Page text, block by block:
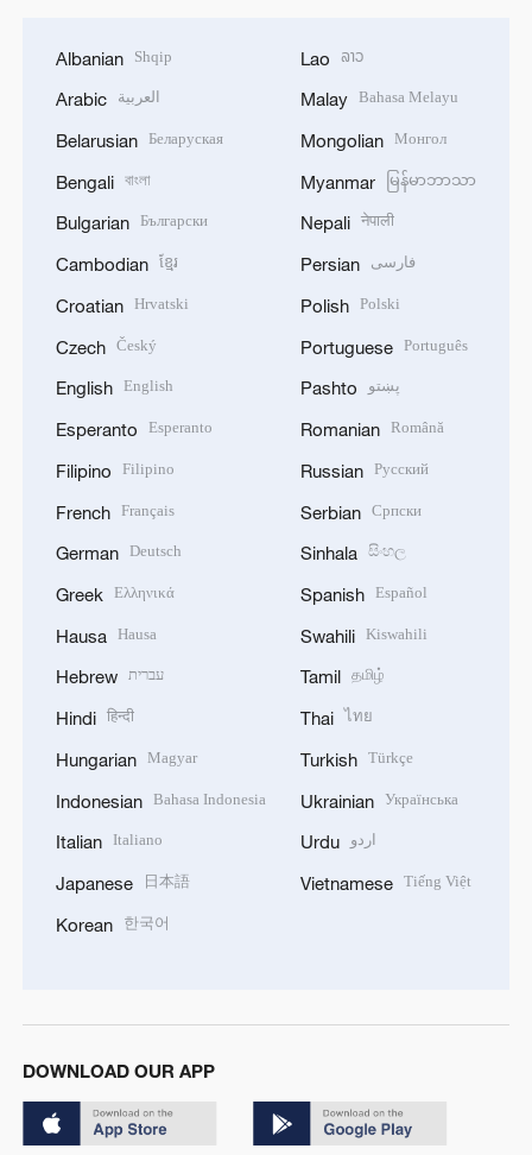
Albanian Shqip
Arabic العربية
Belarusian Беларуская
Bengali বাংলা
Bulgarian Български
Cambodian ខ្មែរ
Croatian Hrvatski
Czech Český
English English
Esperanto Esperanto
Filipino Filipino
French Français
German Deutsch
Greek Ελληνικά
Hausa Hausa
Hebrew עברית
Hindi हिन्दी
Hungarian Magyar
Indonesian Bahasa Indonesia
Italian Italiano
Japanese 日本語
Korean 한국어
Lao ລາວ
Malay Bahasa Melayu
Mongolian Монгол
Myanmar မြန်မာဘာသာ
Nepali नेपाली
Persian فارسی
Polish Polski
Portuguese Português
Pashto پښتو
Romanian Română
Russian Русский
Serbian Српски
Sinhala සිංහල
Spanish Español
Swahili Kiswahili
Tamil தமிழ்
Thai ไทย
Turkish Türkçe
Ukrainian Українська
Urdu اردو
Vietnamese Tiếng Việt
DOWNLOAD OUR APP